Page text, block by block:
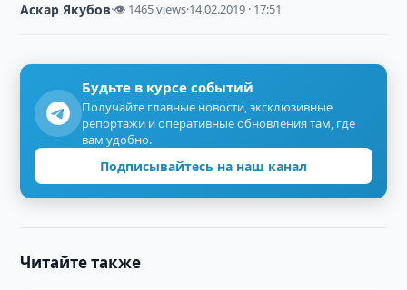
Аскар Якубов·👁 1465 views·14.02.2019 · 17:51
Будьте в курсе событий
Получайте главные новости, эксклюзивные
репортажи и оперативные обновления там, где
вам удобно.
Подписывайтесь на наш канал
Читайте также